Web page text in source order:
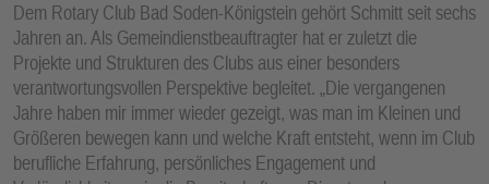
Dem Rotary Club Bad Soden-Königstein gehört Schmitt seit sechs
Jahren an. Als Gemeindienstbeauftragter hat er zuletzt die
Projekte und Strukturen des Clubs aus einer besonders
verantwortungsvollen Perspektive begleitet. „Die vergangenen
Jahre haben mir immer wieder gezeigt, was man im Kleinen und
Größeren bewegen kann und welche Kraft entsteht, wenn im Club
berufliche Erfahrung, persönliches Engagement und